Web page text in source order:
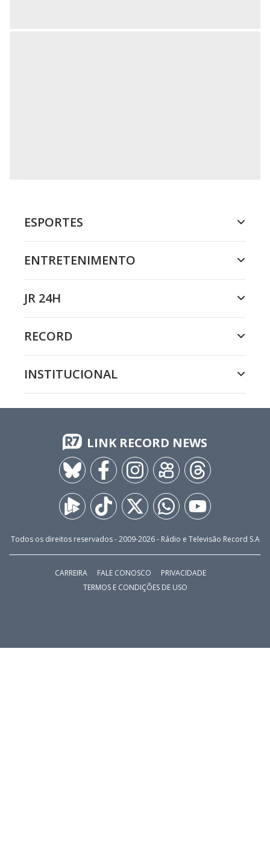
ESPORTES
ENTRETENIMENTO
JR 24H
RECORD
INSTITUCIONAL
LINK RECORD NEWS
Todos os direitos reservados - 2009-2026- Rádio e Televisão Record S.A
CARREIRA FALE CONOSCO
PRIVACIDADE
TERMOS E CONDIÇÕES DE USO